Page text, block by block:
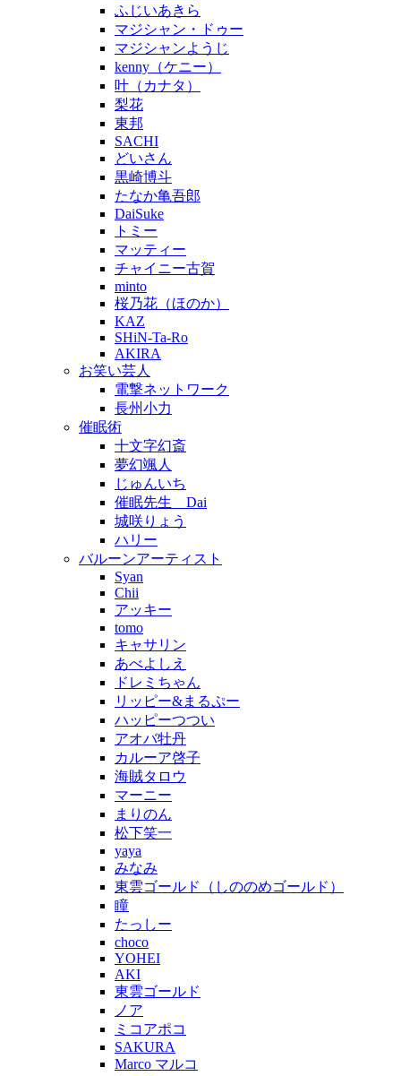
ふじいあきら
マジシャン・ドゥー
マジシャンようじ
kenny（ケニー）
叶（カナタ）
梨花
東邦
SACHI
どいさん
黒崎博斗
たなか亀吾郎
DaiSuke
トミー
マッティー
チャイニー古賀
minto
桜乃花（ほのか）
KAZ
SHiN-Ta-Ro
AKIRA
お笑い芸人
電撃ネットワーク
長州小力
催眠術
十文字幻斎
夢幻颯人
じゅんいち
催眠先生 Dai
城咲りょう
ハリー
バルーンアーティスト
Syan
Chii
アッキー
tomo
キャサリン
あべよしえ
ドレミちゃん
リッピー&まるぷー
ハッピーつつい
アオバ牡丹
カルーア啓子
海賊タロウ
マーニー
まりのん
松下笑一
yaya
みなみ
東雲ゴールド（しののめゴールド）
瞳
たっしー
choco
YOHEI
AKI
東雲ゴールド
ノア
ミコアポコ
SAKURA
Marco マルコ